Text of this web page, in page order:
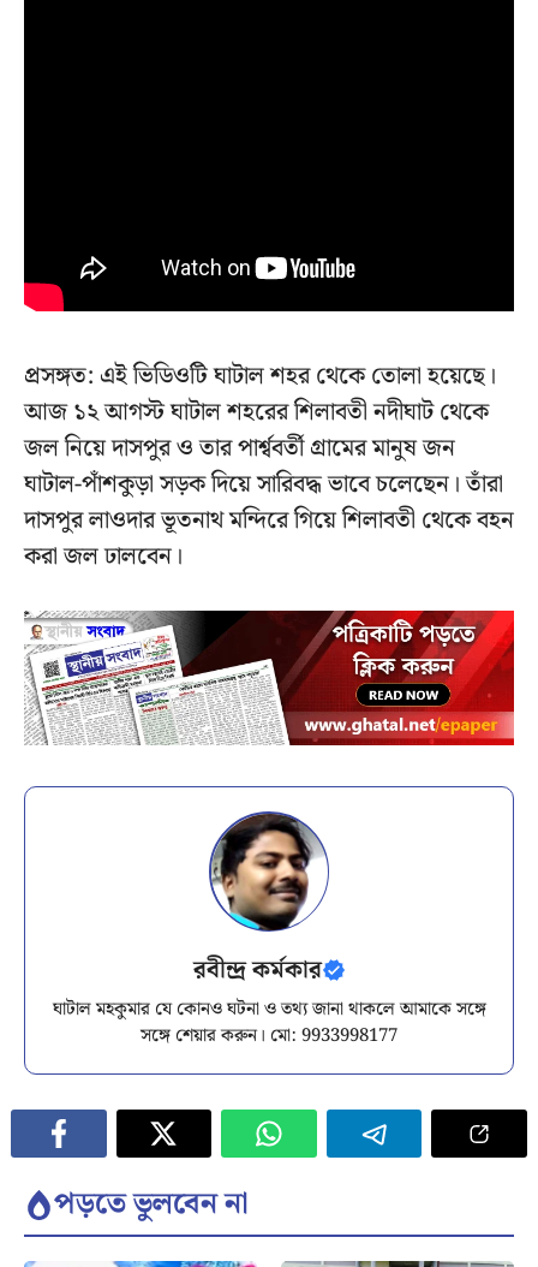
প্রসঙ্গত: এই ভিডিওটি ঘাটাল শহর থেকে তোলা হয়েছে।
আজ ১২ আগস্ট ঘাটাল শহরের শিলাবতী নদীঘাট থেকে
জল নিয়ে দাসপুর ও তার পার্শ্ববর্তী গ্রামের মানুষ জন
ঘাটাল-পাঁশকুড়া সড়ক দিয়ে সারিবদ্ধ ভাবে চলেছেন। তাঁরা
দাসপুর লাওদার ভূতনাথ মন্দিরে গিয়ে শিলাবতী থেকে বহন
করা জল ঢালবেন।
রবীন্দ্র কর্মকার
ঘাটাল মহকুমার যে কোনও ঘটনা ও তথ্য জানা থাকলে আমাকে সঙ্গে
সঙ্গে শেয়ার করুন। মো: 9933998177
পড়তে ভুলবেন না